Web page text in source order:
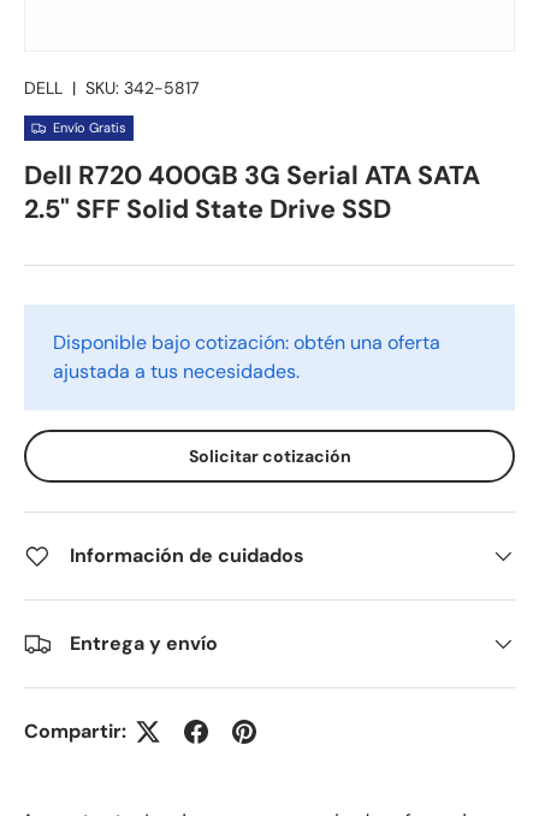
DELL | SKU: 342-5817
Envío Gratis
Dell R720 400GB 3G Serial ATA SATA
2.5" SFF Solid State Drive SSD
Disponible bajo cotización: obtén una oferta
ajustada a tus necesidades.
Solicitar cotización
Información de cuidados
Entrega y envío
Compartir: